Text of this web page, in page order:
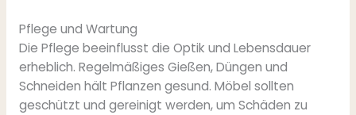
Pflege und Wartung
Die Pflege beeinflusst die Optik und Lebensdauer
erheblich. Regelmäßiges Gießen, Düngen und
Schneiden hält Pflanzen gesund. Möbel sollten
geschützt und gereinigt werden, um Schäden zu